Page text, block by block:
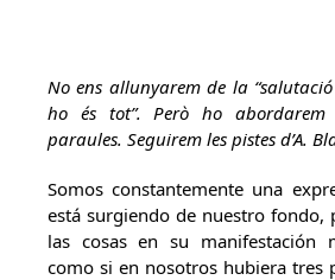
No ens allunyarem de la
ho és tot”. Però ho abordarem
paraules. Seguirem les pistes d’A.
Somos constantemente una
está surgiendo de nuestro fondo,
las cosas en su manifestación
como si en nosotros hubiera tres